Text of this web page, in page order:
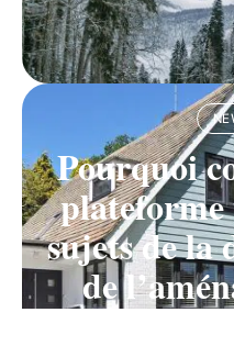
Pourquoi
sujets de la
de